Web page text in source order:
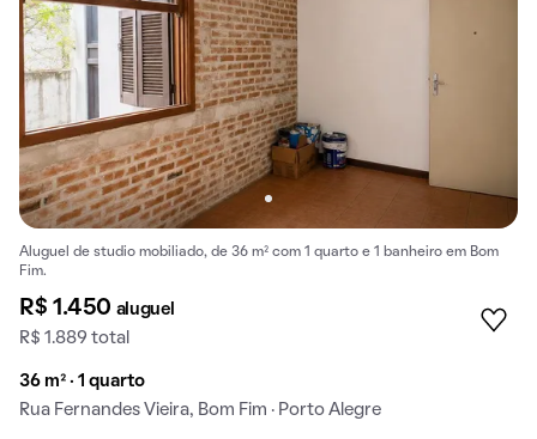
Aluguel de studio mobiliado, de 36 m² com 1 quarto e 1 banheiro em Bom
Fim.
R$ 1.450 aluguel
R$ 1.889 total
36 m² · 1 quarto
Rua Fernandes Vieira, Bom Fim · Porto Alegre